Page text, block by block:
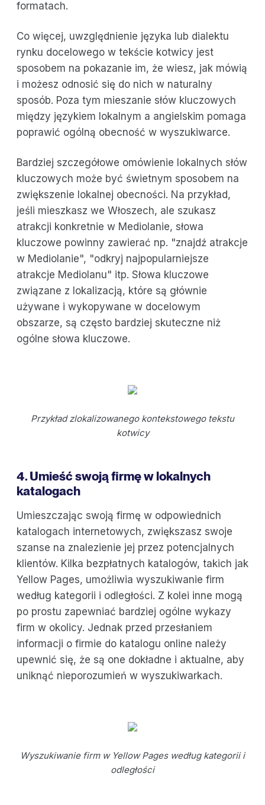
formatach.
Co więcej, uwzględnienie języka lub dialektu
rynku docelowego w tekście kotwicy jest
sposobem na pokazanie im, że wiesz, jak mówią
i możesz odnosić się do nich w naturalny
sposób. Poza tym mieszanie słów kluczowych
między językiem lokalnym a angielskim pomaga
poprawić ogólną obecność w wyszukiwarce.
Bardziej szczegółowe omówienie lokalnych słów
kluczowych może być świetnym sposobem na
zwiększenie lokalnej obecności. Na przykład,
jeśli mieszkasz we Włoszech, ale szukasz
atrakcji konkretnie w Mediolanie, słowa
kluczowe powinny zawierać np. "znajdź atrakcje
w Mediolanie", "odkryj najpopularniejsze
atrakcje Mediolanu" itp. Słowa kluczowe
związane z lokalizacją, które są głównie
używane i wykopywane w docelowym
obszarze, są często bardziej skuteczne niż
ogólne słowa kluczowe.
Przykład zlokalizowanego kontekstowego tekstu
kotwicy
4. Umieść swoją firmę w lokalnych
katalogach
Umieszczając swoją firmę w odpowiednich
katalogach internetowych, zwiększasz swoje
szanse na znalezienie jej przez potencjalnych
klientów. Kilka bezpłatnych katalogów, takich jak
Yellow Pages, umożliwia wyszukiwanie firm
według kategorii i odległości. Z kolei inne mogą
po prostu zapewniać bardziej ogólne wykazy
firm w okolicy. Jednak przed przesłaniem
informacji o firmie do katalogu online należy
upewnić się, że są one dokładne i aktualne, aby
uniknąć nieporozumień w wyszukiwarkach.
Wyszukiwanie firm w Yellow Pages według kategorii i
odległości